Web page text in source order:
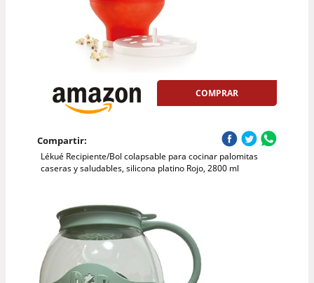
COMPRAR
Compartir:
Lékué Recipiente/Bol colapsable para cocinar palomitas
caseras y saludables, silicona platino Rojo, 2800 ml